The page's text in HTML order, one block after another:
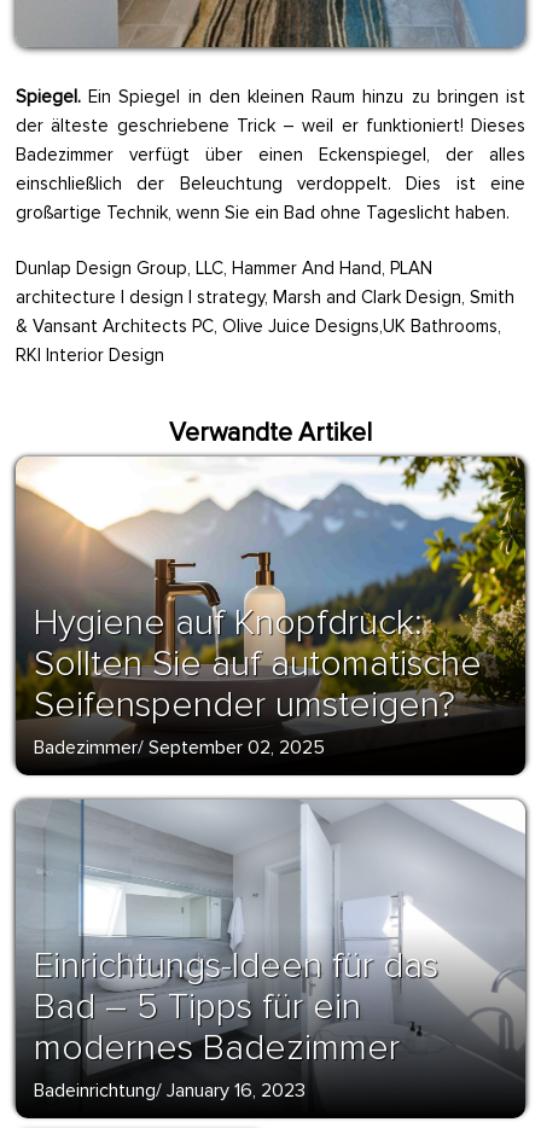
Spiegel.Ein Spiegel in den kleinen Raum hinzu zu bringen ist
der älteste geschriebene Trick – weil er funktioniert! Dieses
Badezimmer verfügt über einen Eckenspiegel, der alles
einschließlich der Beleuchtung verdoppelt. Dies ist eine
großartige Technik, wenn Sie ein Bad ohne Tageslicht haben.
Dunlap Design Group, LLC, Hammer And Hand, PLAN
architecture | design | strategy, Marsh and Clark Design, Smith
& Vansant Architects PC, Olive Juice Designs,UK Bathrooms,
RKI Interior Design
Verwandte Artikel
Hygiene auf Knopfdruck:
Sollten Sie auf automatische
Seifenspender umsteigen?
Badezimmer/ September 02, 2025
Einrichtungs-Ideen für das
Bad – 5 Tipps für ein
modernes Badezimmer
Badeinrichtung/ January 16, 2023